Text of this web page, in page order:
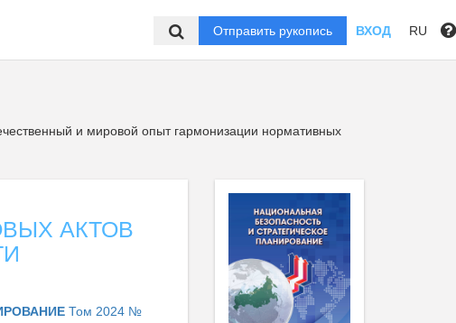
Отправить рукопись ВХОД RU
и мировой опыт гармонизации нормативных
АКТОВ
Том 2024 №